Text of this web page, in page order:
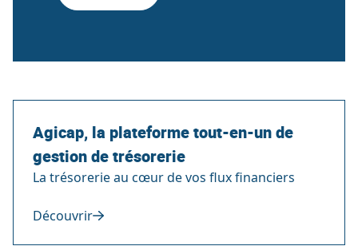
Agicap, la plateforme tout-en-un de
gestion de trésorerie
La trésorerie au cœur de vos flux financiers
Découvrir